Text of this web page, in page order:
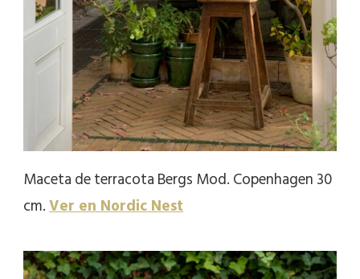
Maceta de terracota Bergs Mod. Copenhagen 30
cm.Ver en Nordic Nest